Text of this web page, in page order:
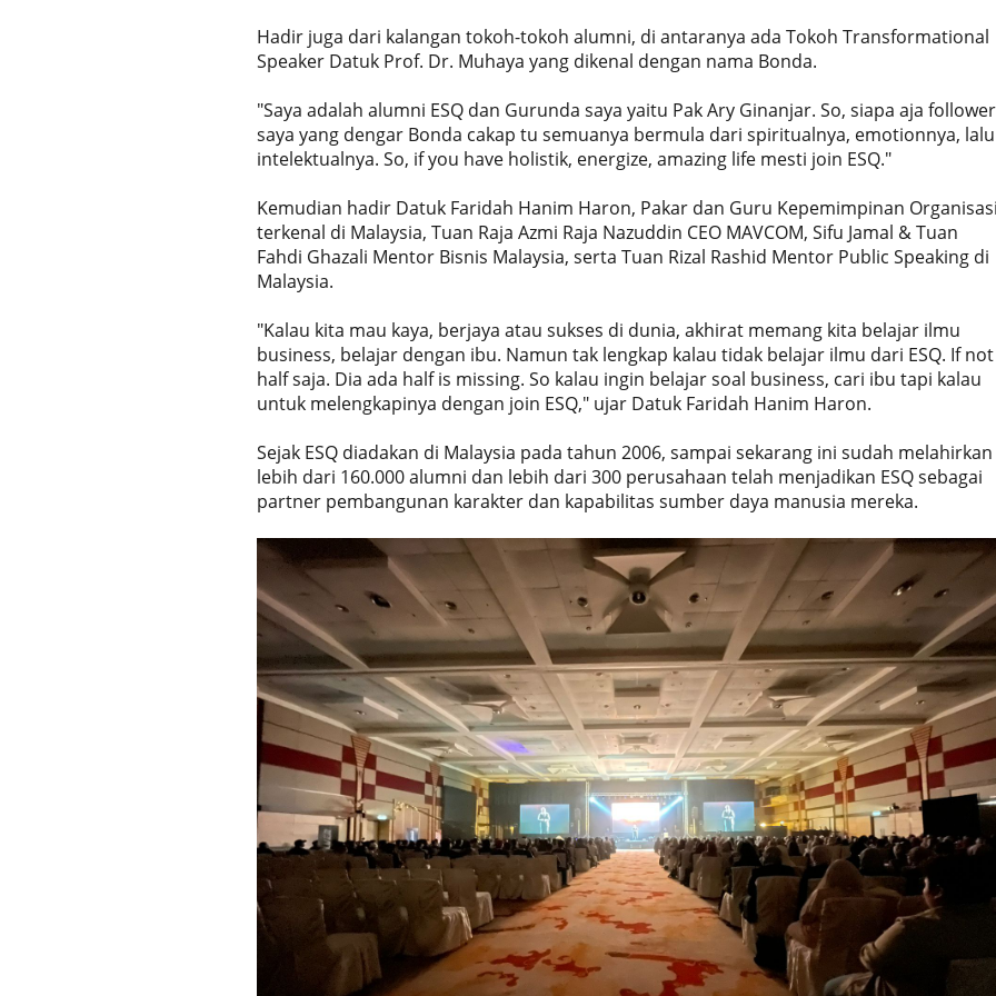
Hadir juga dari kalangan tokoh-tokoh alumni, di antaranya ada Tokoh Transformational
Speaker Datuk Prof. Dr. Muhaya yang dikenal dengan nama Bonda.
"Saya adalah alumni ESQ dan Gurunda saya yaitu Pak Ary Ginanjar. So, siapa aja
saya yang dengar Bonda cakap tu semuanya bermula dari spiritualnya, emotionnya, lalu
intelektualnya. So, if you have holistik, energize, amazing life mesti join ESQ."
Kemudian hadir Datuk Faridah Hanim Haron, Pakar dan Guru Kepemimpinan
terkenal di Malaysia, Tuan Raja Azmi Raja Nazuddin CEO MAVCOM, Sifu Jamal & Tuan
Fahdi Ghazali Mentor Bisnis Malaysia, serta Tuan Rizal Rashid Mentor Public Speaking di
Malaysia.
"Kalau kita mau kaya, berjaya atau sukses di dunia, akhirat memang kita belajar ilmu
business, belajar dengan ibu. Namun tak lengkap kalau tidak belajar ilmu dari ESQ. If not
half saja. Dia ada half is missing. So kalau ingin belajar soal business, cari ibu tapi kalau
untuk melengkapinya dengan join ESQ," ujar Datuk Faridah Hanim Haron.
Sejak ESQ diadakan di Malaysia pada tahun 2006, sampai sekarang ini sudah melahirkan
lebih dari 160.000 alumni dan lebih dari 300 perusahaan telah menjadikan ESQ sebagai
partner pembangunan karakter dan kapabilitas sumber daya manusia mereka.